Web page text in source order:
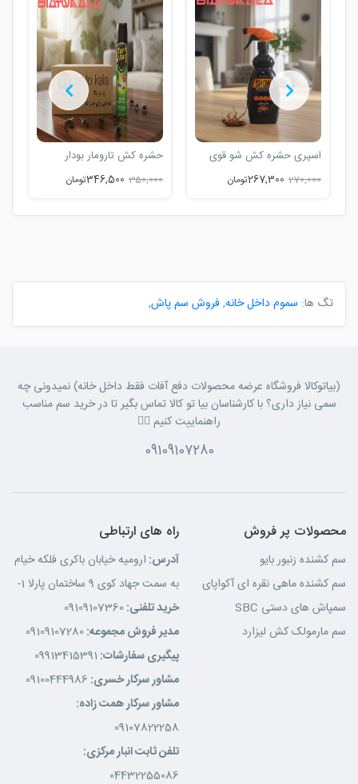
اسپری حشره کش شو قوی
270,000
267,300تومان
حشره کش تارومار بودار
350,000
346,500تومان
تگ ها: سموم داخل خانه, فروش سم پاش,
(بیاتوکالا فروشگاه عرضه محصولات دفع آفات فقط داخل خانه) نمیدونی چه
سمی نیاز داری؟ با کارشناسان بیا تو کالا تماس بگیر تا در خرید سم مناسب
راهنماییت کنیم 👈🏼
09109107280
محصولات پر فروش
سم کشنده زنبور بایو
سم کشنده ماهی نقره ای آکواپای
سمپاش های دستی SBC
سم مارمولک کش لیزارد
راه های ارتباطی
آدرس: ارومیه خیابان باکری فلکه خیام
به سمت جهاد کوی 9 ساختمان پارلا 1-
خرید تلفنی:09109107360
مدیر فروش مجموعه:09109107280
پیگیری سفارشات: 09913415391
مشاور سرکار خسری: 09100444986
مشاور سرکار همت زاده:
09107822258
تلفن ثابت انبار مرکزی:
04432255086